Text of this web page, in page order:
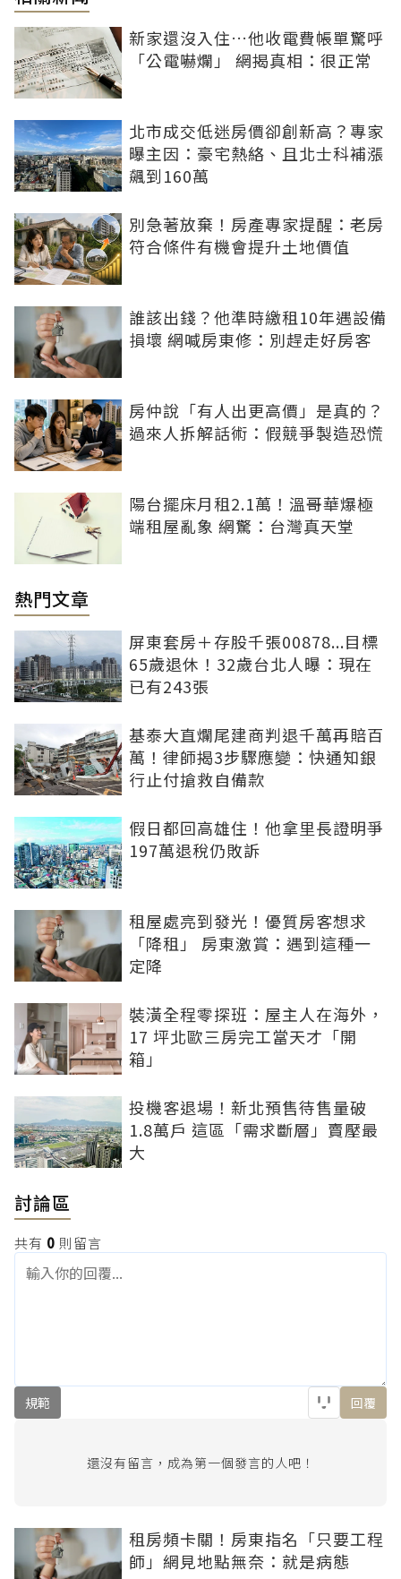
新家還沒入住…他收電費帳單驚呼
「公電嚇爛」 網揭真相：很正常
北市成交低迷房價卻創新高？專家
曝主因：豪宅熱絡、且北士科補漲
飆到160萬
別急著放棄！房產專家提醒：老房
符合條件有機會提升土地價值
誰該出錢？他準時繳租10年遇設備
損壞 網喊房東修：別趕走好房客
房仲說「有人出更高價」是真的？
過來人拆解話術：假競爭製造恐慌
陽台擺床月租2.1萬！溫哥華爆極
端租屋亂象 網驚：台灣真天堂
熱門文章
屏東套房＋存股千張00878...目標
65歲退休！32歲台北人曝：現在
已有243張
基泰大直爛尾建商判退千萬再賠百
萬！律師揭3步驟應變：快通知銀
行止付搶救自備款
假日都回高雄住！他拿里長證明爭
197萬退稅仍敗訴
租屋處亮到發光！優質房客想求
「降租」 房東激賞：遇到這種一
定降
裝潢全程零探班：屋主人在海外，
17 坪北歐三房完工當天才「開
箱」
投機客退場！新北預售待售量破
1.8萬戶 這區「需求斷層」賣壓最
大
討論區
共有 0 則留言
規範 回覆
還沒有留言，成為第一個發言的人吧！
租房頻卡關！房東指名「只要工程
師」網見地點無奈：就是病態